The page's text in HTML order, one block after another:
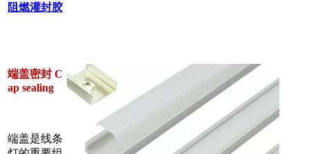
阻燃灌封胶
端盖密封 C
ap sealing
端盖是线条